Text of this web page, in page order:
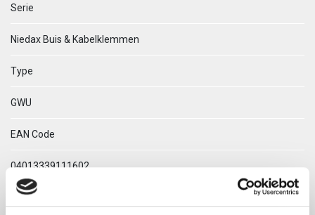
Serie
Niedax Buis & Kabelklemmen
Type
GWU
EAN Code
04013339111602
Technische omschrijving